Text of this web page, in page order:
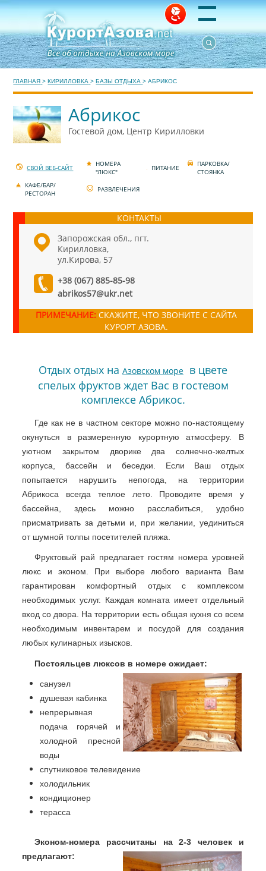
ГЛАВНАЯ >КИРИЛЛОВКА >БАЗЫ ОТДЫХА >АБРИКОС
Абрикос
Гостевой дом, Центр Кирилловки
СВОЙ ВЕБ-САЙТ
НОМЕРА
"ЛЮКС"
ПИТАНИЕ
ПАРКОВКА/
СТОЯНКА
КАФЕ/БАР/
РЕСТОРАН
РАЗВЛЕЧЕНИЯ
КОНТАКТЫ
Запорожская обл., пгт.
Кирилловка,
ул.Кирова, 57
+38 (067) 885-85-98
abrikos57@ukr.net
ПРИМЕЧАНИЕ:СКАЖИТЕ, ЧТО ЗВОНИТЕ С САЙТА
КУРОРТ АЗОВА.
Отдых отдых на Азовском море в цвете
спелых фруктов ждет Вас в гостевом
комплексе Абрикос.
Где как не в частном секторе можно по-настоящему
окунуться в размеренную курортную атмосферу. В
уютном закрытом дворике два солнечно-желтых
корпуса, бассейн и беседки. Если Ваш отдых
попытается нарушить непогода, на территории
Абрикоса всегда теплое лето. Проводите время у
бассейна, здесь можно расслабиться, удобно
присматривать за детьми и, при желании, уединиться
от шумной толпы посетителей пляжа.
Фруктовый рай предлагает гостям номера уровней
люкс и эконом. При выборе любого варианта Вам
гарантирован комфортный отдых с комплексом
необходимых услуг. Каждая комната имеет отдельный
вход со двора. На территории есть общая кухня со всем
необходимым инвентарем и посудой для создания
любых кулинарных изысков.
Постояльцев люксов в номере ожидает:
санузел
душевая кабинка
непрерывная
подача горячей и
холодной пресной
воды
спутниковое телевидение
холодильник
кондиционер
терасса
Эконом-номера рассчитаны на 2-3 человек и
предлагают: